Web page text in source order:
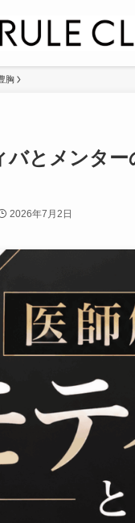
胸
バとメンタ
2026年7月2日